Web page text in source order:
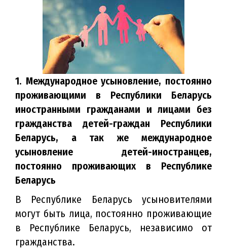
1. Международное усыновление, постоянно
проживающими в Республики Беларусь
иностранными гражданами и лицами без
гражданства детей-граждан Республики
Беларусь, а так же международное
усыновление детей-иностранцев,
постоянно проживающих в Республике
Беларусь
В Республике Беларусь усыновителями
могут быть лица, постоянно проживающие
в Республике Беларусь, независимо от
гражданства.